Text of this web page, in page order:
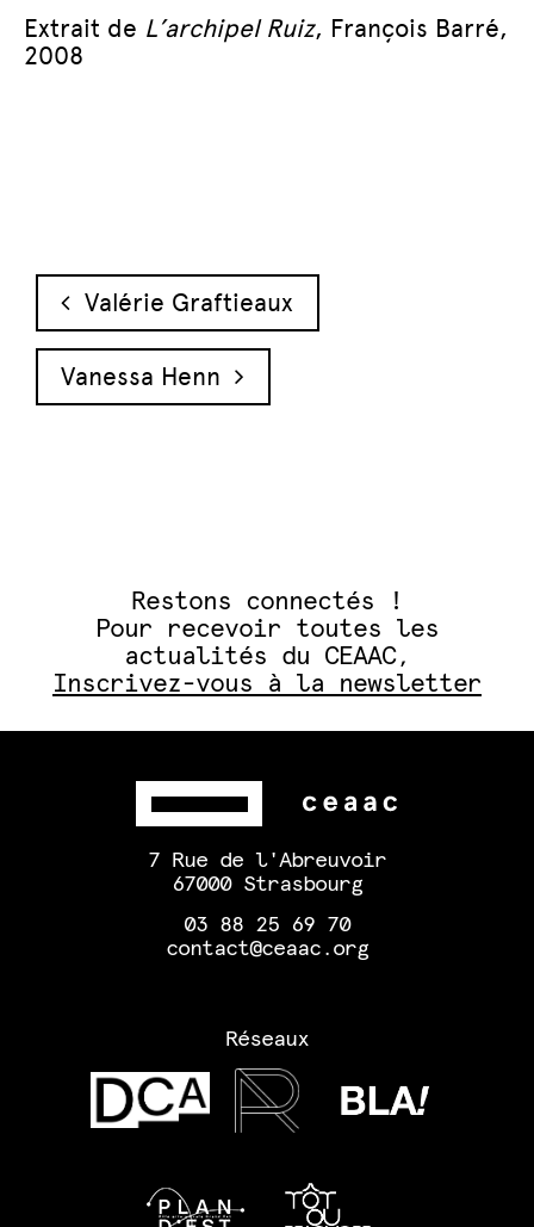
Extrait de L’archipel Ruiz, François Barré,
2008
Navigation des articles
Valérie Graftieaux
Vanessa Henn
Restons connectés !
Pour recevoir toutes les
actualités du CEAAC,
Inscrivez-vous à la newsletter
7 Rue de l'Abreuvoir
67000 Strasbourg
03 88 25 69 70
contact@ceaac.org
Réseaux